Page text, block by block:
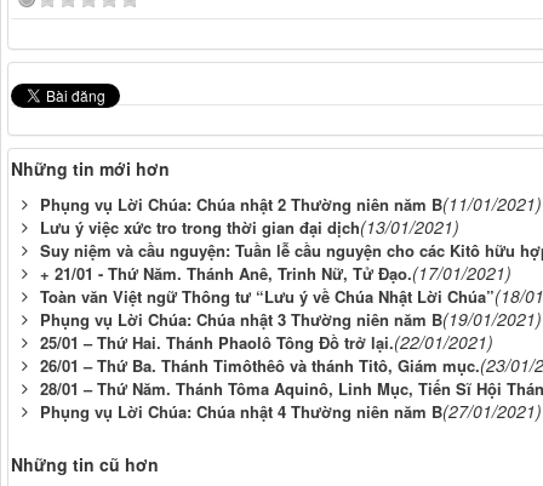
Những tin mới hơn
Phụng vụ Lời Chúa: Chúa nhật 2 Thường niên năm B(11/01/2021)
Lưu ý việc xức tro trong thời gian đại dịch(13/01/2021)
Suy niệm và cầu nguyện: Tuần lễ cầu nguyện cho các Kitô hữu
+ 21/01 - Thứ Năm. Thánh Anê, Trinh Nữ, Tử Ðạo.(17/01/2021)
Toàn văn Việt ngữ Thông tư “Lưu ý về Chúa Nhật Lời Chúa”(18/
Phụng vụ Lời Chúa: Chúa nhật 3 Thường niên năm B(19/01/2021)
25/01 – Thứ Hai. Thánh Phaolô Tông Đồ trở lại.(22/01/2021)
26/01 – Thứ Ba. Thánh Timôthêô và thánh Titô, Giám mục.(23/01/
28/01 – Thứ Năm. Thánh Tôma Aquinô, Linh Mục, Tiến Sĩ Hội
Phụng vụ Lời Chúa: Chúa nhật 4 Thường niên năm B(27/01/2021)
Những tin cũ hơn